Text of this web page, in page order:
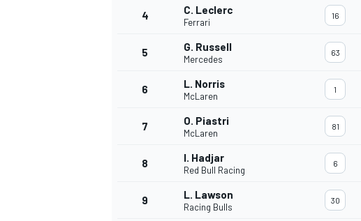
4 C. Leclerc
Ferrari
16
5 G. Russell
Mercedes
63
6 L. Norris
McLaren
1
7 O. Piastri
McLaren
81
8 I. Hadjar
Red Bull Racing
6
9 L. Lawson
Racing Bulls
30